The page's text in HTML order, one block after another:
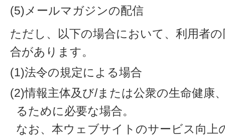
(5)メールマガジンの配信
ただし、以下の場合において、利用者
合があります。
(1)法令の規定による場合
(2)情報主体及び/または公衆の生命健康
るために必要な場合。
なお、本ウェブサイトのサービス向上